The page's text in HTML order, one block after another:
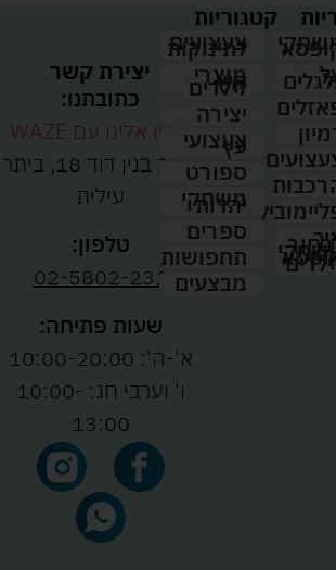
קטגוריות
צעצועים
לתינוקות
מוצרי
קיץ
לילדים
יצירה
צעצועי
עץ
ספורט
משחקי
יהדות
ספרים
תחפושות
מבצעים
יצירת קשר
כתובתנו:
נווטו אלינו עם WAZE
רחוב בנין דוד 18, ביתר
עילית
טלפון:
02-5802-231
שעות פתיחה:
א'-ה': 10:00-20:00
ו' וערבי חג: 10:00-
13:00